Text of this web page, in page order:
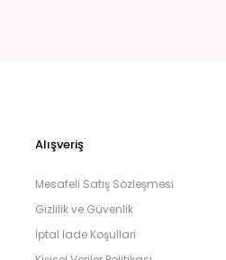
Alışveriş
Mesafeli Satış Sözleşmesi
Gizlilik ve Güvenlik
İptal İade Koşullari